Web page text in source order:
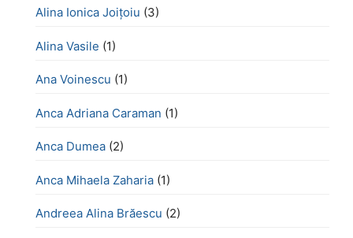
Alina Ionica Joițoiu (3)
Alina Vasile (1)
Ana Voinescu (1)
Anca Adriana Caraman (1)
Anca Dumea (2)
Anca Mihaela Zaharia (1)
Andreea Alina Brăescu (2)